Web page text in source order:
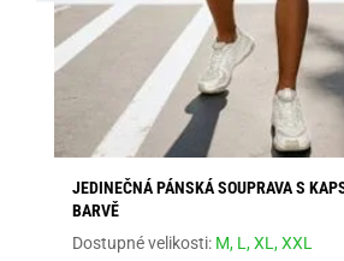
JEDINEČNÁ PÁNSKÁ SOUPRAVA S
BARVĚ
Dostupné velikosti: M, L,XL,XXL